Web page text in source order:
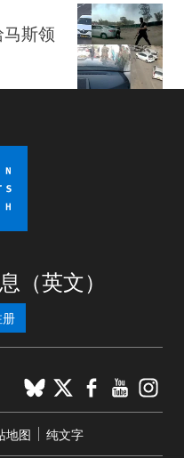
斯领
（英文）
BlueSky
X
地图 纯文字